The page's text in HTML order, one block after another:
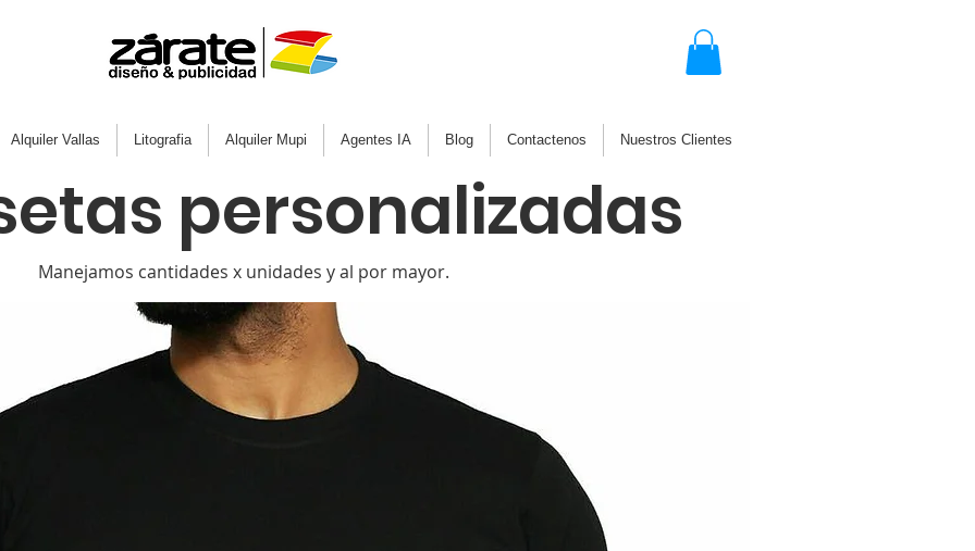
Alquiler Vallas Litografia Alquiler Mupi Agentes IA Blog Contactenos Nuestros Clientes
personalizadas
Manejamos cantidades x unidades y al por mayor.